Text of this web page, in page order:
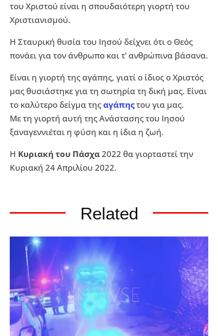
του Χριστού είναι η σπουδαιότερη γιορτή του
Χριστιανισμού.
Η Σταυρική θυσία του Ιησού δείχνει ότι ο Θεός
πονάει για τον άνθρωπο και τ’ ανθρώπινα βάσανα.
Είναι η γιορτή της αγάπης, γιατί ο ίδιος ο Χριστός
μας θυσιάστηκε για τη σωτηρία τη δική μας. Είναι
το καλύτερο δείγμα τηςαγάπηςτου για μας.
Με τη γιορτή αυτή της Ανάστασης του Ιησού
ξαναγεννιέται η φύση και η ίδια η ζωή.
Η Κυριακή του Πάσχα2022 θα γιορταστεί την
Κυριακή 24 Απριλίου 2022.
Related